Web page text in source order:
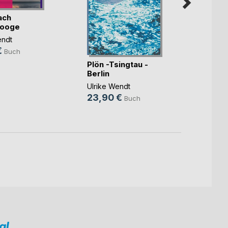
Buch
Plön -Tsingtau -
Berlin
Ulrike Wendt
23,90 € Buch